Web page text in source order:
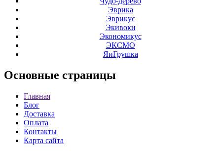
Эврика
Эврикус
Экивоки
Экономикус
ЭКСМО
ЯиГрушка
Основные страницы
Главная
Блог
Доставка
Оплата
Контакты
Карта сайта